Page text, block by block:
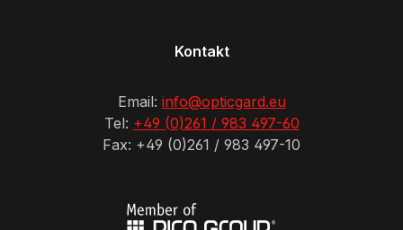
Kontakt
Email: info@opticgard.eu
Tel: +49 (0)261 / 983 497-60
Fax: +49 (0)261 / 983 497-10